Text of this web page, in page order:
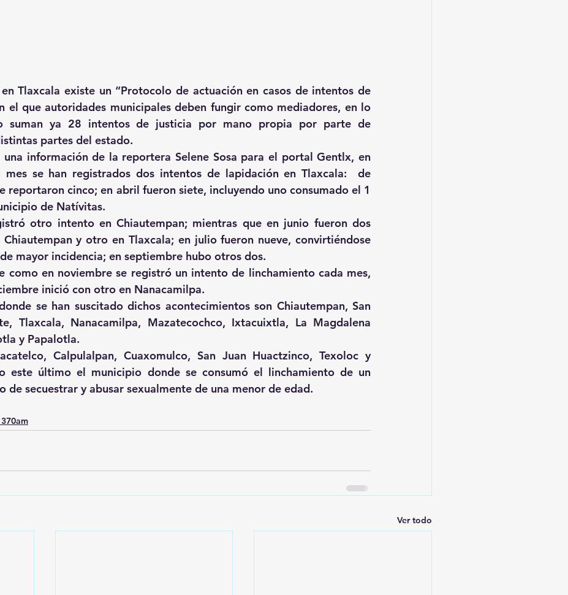
Tlaxcala existe un “Protocolo de actuación en casos de intentos de
el que autoridades municipales deben fungir como mediadores, en lo
suman ya 28 intentos de justicia por mano propia por parte de
partes del estado.
una información de la reportera Selene Sosa para el portal Gentlx, en
mes se han registrados dos intentos de lapidación en Tlaxcala:  de
reportaron cinco; en abril fueron siete, incluyendo uno consumado el 1
de Natívitas.
otro intento en Chiautempan; mientras que en junio fueron dos
Chiautempan y otro en Tlaxcala; en julio fueron nueve, convirtiéndose
mayor incidencia; en septiembre hubo otros dos.
como en noviembre se registró un intento de linchamiento cada mes,
inició con otro en Nanacamilpa.
se han suscitado dichos acontecimientos son Chiautempan, San
Tlaxcala, Nanacamilpa, Mazatecochco, Ixtacuixtla, La Magdalena
y Papalotla.
Calpulalpan, Cuaxomulco, San Juan Huactzinco, Texoloc y
este último el municipio donde se consumó el linchamiento de un
de secuestrar y abusar sexualmente de una menor de edad.
Ver todo